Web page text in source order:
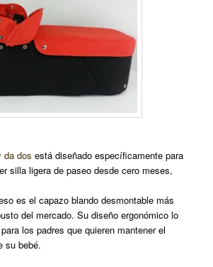
da dos está diseñado específicamente para
silla ligera de paseo desde cero meses,
es el capazo blando desmontable más
del mercado. Su diseño ergonómico lo
los padres que quieren mantener el
su bebé.